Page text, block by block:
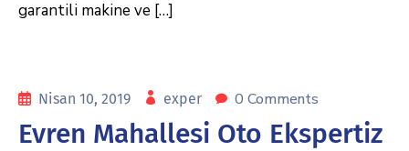
garantili makine ve […]
Nisan 10, 2019 exper 0 Comments
Evren Mahallesi Oto Ekspertiz